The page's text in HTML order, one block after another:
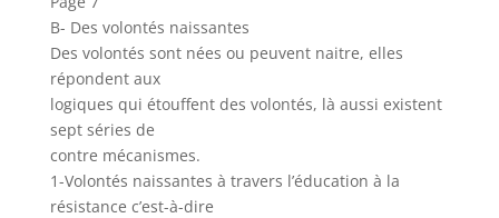
B- Des volontés naissantes
Des volontés sont nées ou peuvent naitre, elles
répondent aux
logiques qui étouffent des volontés, là aussi existent
sept séries de
contre mécanismes.
1-Volontés naissantes à travers l’éducation à la
résistance c’est-à-dire